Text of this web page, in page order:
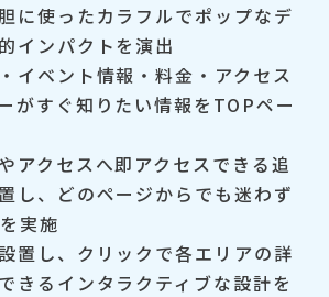
に使ったカラフルでポップなデ
インパクトを演出
イベント情報・料金・アクセス
がすぐ知りたい情報をTOPペー
アクセスへ即アクセスできる追
し、どのページからでも迷わず
実施
置し、クリックで各エリアの詳
きるインタラクティブな設計を